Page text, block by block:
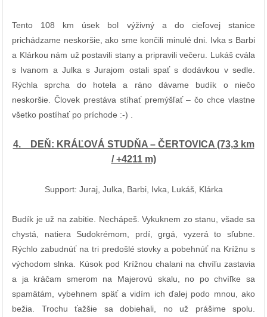
Tento 108 km úsek bol výživný a do cieľovej stanice
prichádzame neskoršie, ako sme končili minulé dni. Ivka s Barbi
a Klárkou nám už postavili stany a pripravili večeru. Lukáš cvála
s Ivanom a Julka s Jurajom ostali spať s dodávkou v sedle.
Rýchla sprcha do hotela a ráno dávame budík o niečo
neskoršie. Človek prestáva stíhať premýšľať – čo chce vlastne
všetko postíhať po príchode :-) .
4. DEŇ: KRÁĽOVÁ STUDŇA – ČERTOVICA (73,3 km
/ +4211 m)
Support: Juraj, Julka, Barbi, Ivka, Lukáš, Klárka
Budík je už na zabitie. Nechápeš. Vykuknem zo stanu, všade sa
chystá, natiera Sudokrémom, prdí, grgá, vyzerá to sľubne.
Rýchlo zabudnúť na tri predošlé stovky a pobehnúť na Krížnu s
východom slnka. Kúsok pod Krížnou chalani na chvíľu zastavia
a ja kráčam smerom na Majerovú skalu, no po chvíľke sa
spamätám, vybehnem späť a vidím ich ďalej podo mnou, ako
bežia. Trochu ťažšie sa dobiehali, no už prášime spolu.